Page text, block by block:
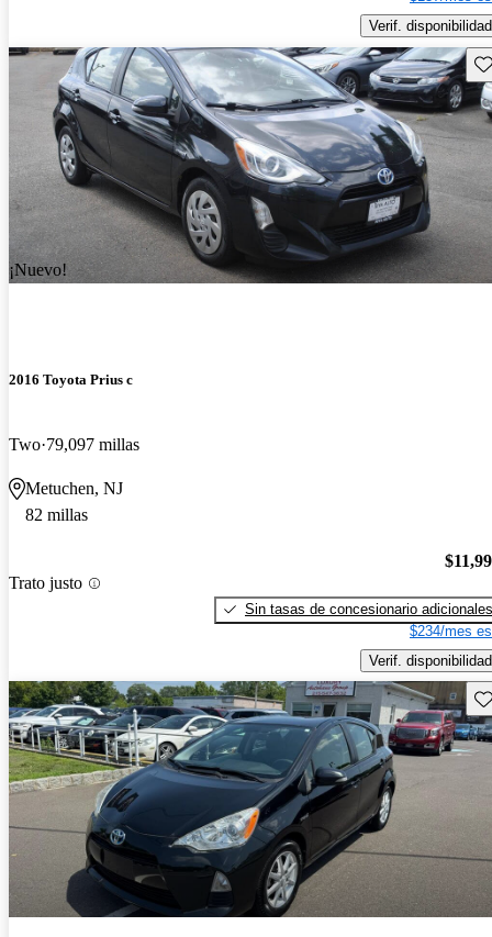
Verif. disponibilidad
¡Nuevo!
2016 Toyota Prius c
Two 79,097 millas
Metuchen, NJ
82 millas
Trato justo
Sin tasas de concesionario adicionales
$234/mes
Verif. disponibilidad